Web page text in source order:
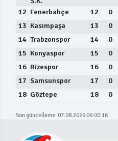
12 Fenerbahçe 12 0
13 Kasımpaşa 13 0
14 Trabzonspor 14 0
15 Konyaspor 15 0
16 Rizespor 16 0
17 Samsunspor 17 0
18 Göztepe 18 0
Son güncelleme: 07.08.2026 06:00:16